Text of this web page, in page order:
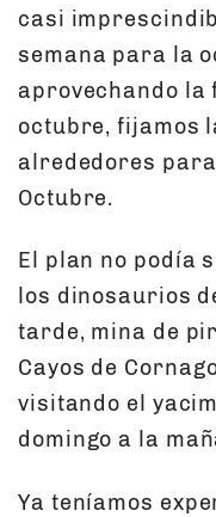
casi
semana para la
aprovechando la
octubre, fijamos
alrededores
Octubre.
El plan no podía
los dinosaurios
tarde, mina de
Cayos de
visitando el
domingo a la
Ya teníamos